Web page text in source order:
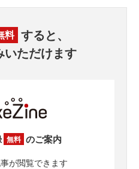
料 すると、
いただけます
無料 のご案内
が閲覧できます